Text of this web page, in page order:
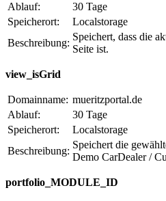
Ablauf:
30 Tage
Speicherort:
Localstorage
Beschreibung:
Speichert, dass die
Seite ist.
view_isGrid
Domainname: mueritzportal.de
Ablauf:
30 Tage
Speicherort:
Localstorage
Beschreibung:
Speichert die
Demo CarDealer /
portfolio_MODULE_ID